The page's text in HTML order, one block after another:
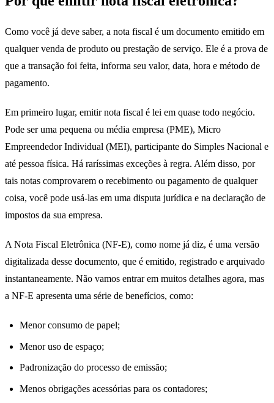
Como você já deve saber, a nota fiscal é um documento emitido em
qualquer venda de produto ou prestação de serviço. Ele é a prova de
que a transação foi feita, informa seu valor, data, hora e método de
pagamento.
Em primeiro lugar, emitir nota fiscal é lei em quase todo negócio.
Pode ser uma pequena ou média empresa (PME), Micro
Empreendedor Individual (MEI), participante do Simples Nacional e
até pessoa física. Há raríssimas exceções à regra. Além disso, por
tais notas comprovarem o recebimento ou pagamento de qualquer
coisa, você pode usá-las em uma disputa jurídica e na declaração de
impostos da sua empresa.
A Nota Fiscal Eletrônica (NF-E), como nome já diz, é uma versão
digitalizada desse documento, que é emitido, registrado e arquivado
instantaneamente. Não vamos entrar em muitos detalhes agora, mas
a NF-E apresenta uma série de benefícios, como:
Menor consumo de papel;
Menor uso de espaço;
Padronização do processo de emissão;
Menos obrigações acessórias para os contadores;